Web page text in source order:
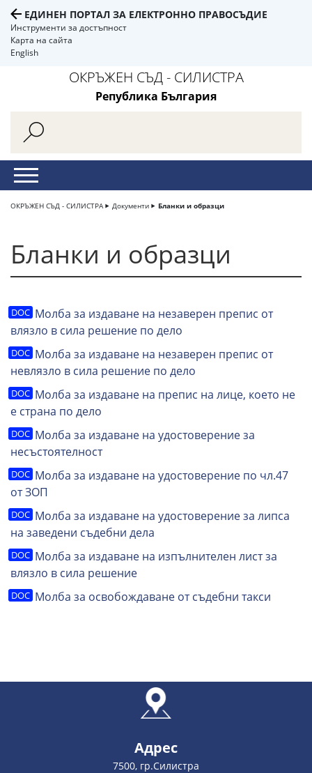
ЕДИНЕН ПОРТАЛ ЗА ЕЛЕКТРОННО ПРАВОСЪДИЕ
Инструменти за достъпност
Карта на сайта
English
ОКРЪЖЕН СЪД - СИЛИСТРА
Република България
ОКРЪЖЕН СЪД - СИЛИСТРА Документи Бланки и образци
Бланки и образци
Молба за издаване на незаверен препис от
влязло в сила решение по дело
Молба за издаване на незаверен препис от
невлязло в сила решение по дело
Молба за издаване на препис на лице, което не
е страна по дело
Молба за издаване на удостоверение за
несъстоятелност
Молба за издаване на удостоверение по чл.47
от ЗОП
Молба за издаване на удостоверение за липса
на заведени съдебни дела
Молба за издаване на изпълнителен лист за
влязло в сила решение
Молба за освобождаване от съдебни такси
Адрес
7500, гр.Силистра